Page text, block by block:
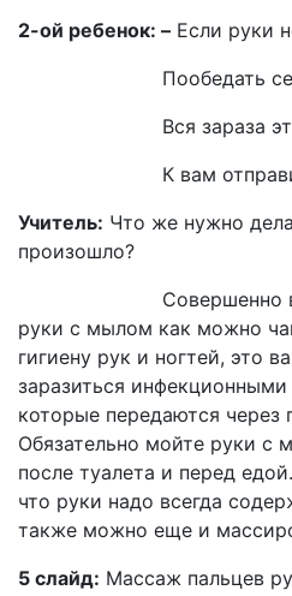
2-ой ребенок: – Если руки
Пообедать
Вся зараза эта
К вам
Учитель: Что же нужно
произошло?
Совершенно
руки с мылом как можно
гигиену рук и ногтей, это
заразиться
которые передаются через
Обязательно мойте руки с
после туалета и перед
что руки надо всегда
также можно еще и
5 слайд: Массаж пальцев